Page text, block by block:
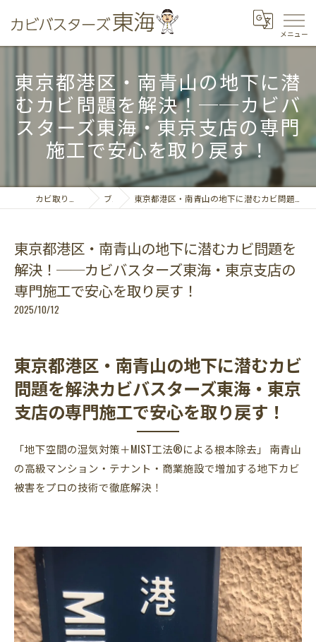
東京都港区・南青山の地下に潜
むカビ問題を解決！──カビバ
スターズ東海・東京支店の専門
施工で安心を取り戻す！
ブログ 東京都港区・南青山の地下に潜むカビ問題を解決！──カビバスターズ東海・東京支店の専門施工で安心を取り戻す！
東京都港区・南青山の地下に潜むカビ問題を
解決！──カビバスターズ東海・東京支店の
専門施工で安心を取り戻す！
2025/10/12
東京都港区・南青山の地下に潜むカビ
問題を解決カビバスターズ東海・東京
支店の専門施工で安心を取り戻す！
「地下空間の湿気対策＋MIST工法®による根本除去」 南青山
の高級マンション・テナント・商業施設で増加する地下カビ
被害をプロの技術で徹底解決！